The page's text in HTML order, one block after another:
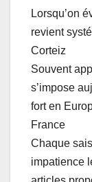
Lorsqu’on
revient
Corteiz
Souvent
s’impose
fort en
France
Chaque
impatience